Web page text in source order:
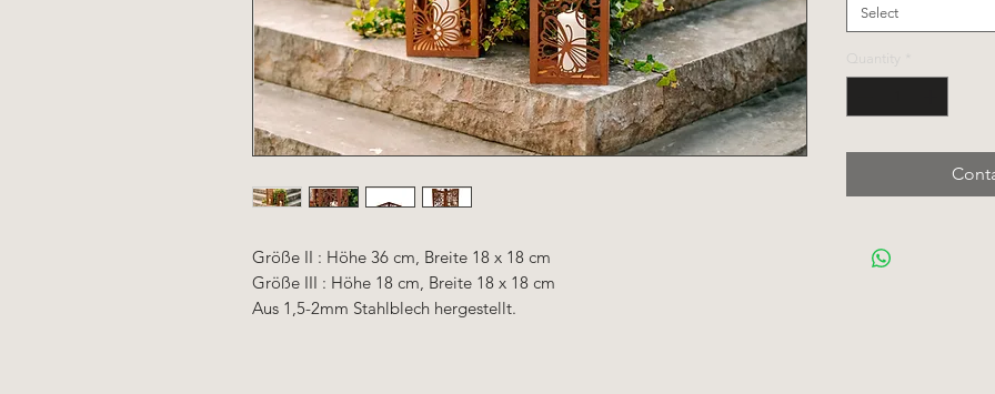
Größe II : Höhe 36 cm, Breite 18 x 18 cm
Größe III : Höhe 18 cm, Breite 18 x 18 cm
Aus 1,5-2mm Stahlblech hergestellt.
Select
Quantity